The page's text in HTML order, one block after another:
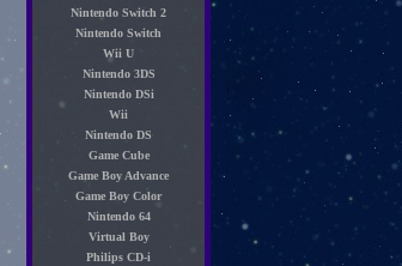
Nintendo Switch 2
Nintendo Switch
Wii U
Nintendo 3DS
Nintendo DSi
Wii
Nintendo DS
Game Cube
Game Boy Advance
Game Boy Color
Nintendo 64
Virtual Boy
Philips CD-i